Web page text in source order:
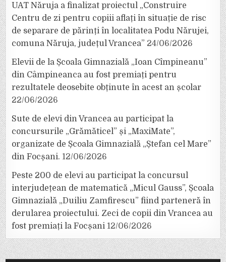
UAT Năruja a finalizat proiectul „Construire
Centru de zi pentru copiii aflați în situație de risc
de separare de părinți în localitatea Podu Nărujei,
comuna Năruja, județul Vrancea” 24/06/2026
Elevii de la Școala Gimnazială „Ioan Cîmpineanu”
din Câmpineanca au fost premiați pentru
rezultatele deosebite obținute în acest an școlar
22/06/2026
Sute de elevi din Vrancea au participat la
concursurile „Grămăticel” și „MaxiMate”,
organizate de Școala Gimnazială „Ștefan cel Mare”
din Focșani. 12/06/2026
Peste 200 de elevi au participat la concursul
interjudețean de matematică „Micul Gauss”, Școala
Gimnazială „Duiliu Zamfirescu” fiind parteneră în
derularea proiectului. Zeci de copii din Vrancea au
fost premiați la Focșani 12/06/2026